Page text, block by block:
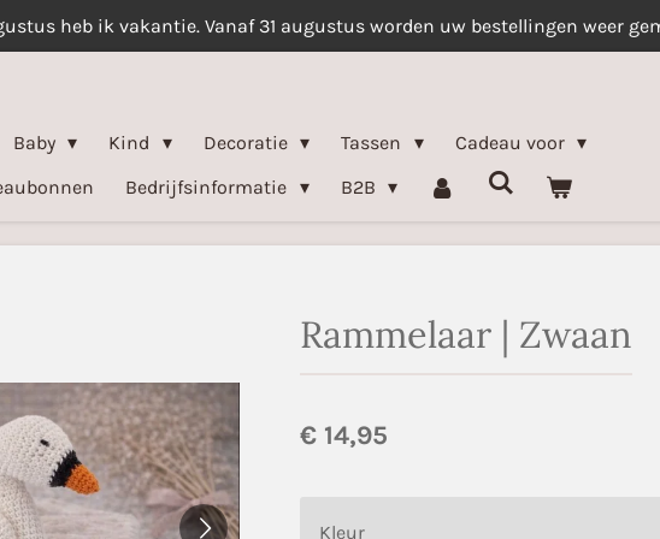
heb ik vakantie. Vanaf 31 augustus worden uw bestellingen weer
Baby Kind Decoratie Tassen
Cadeau voor
Bedrijfsinformatie B2B
Rammelaar | Zwaan
€ 14,95
Kleur